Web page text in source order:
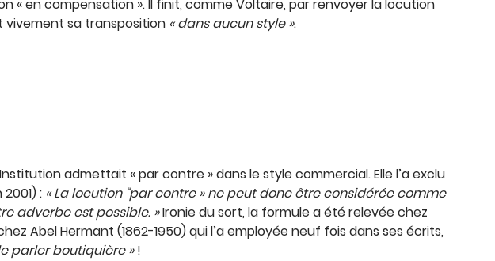
« en compensation ». Il finit, comme Voltaire, par renvoyer la locution
vivement sa transposition « dans aucun style ».
admettait « par contre » dans le style commercial. Elle l’a exclu
: « La locution “par contre » ne peut donc être considérée comme
adverbe est possible. »Ironie du sort, la formule a été relevée chez
Abel Hermant (1862-1950) qui l’a employée neuf fois dans ses écrits,
parler boutiquière »!